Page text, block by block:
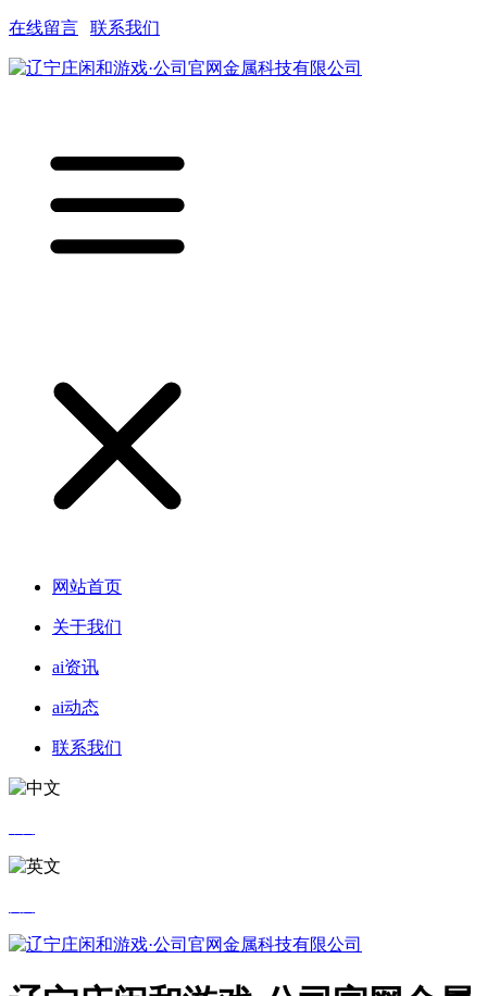
在线留言 联系我们
网站首页
关于我们
ai资讯
ai动态
联系我们